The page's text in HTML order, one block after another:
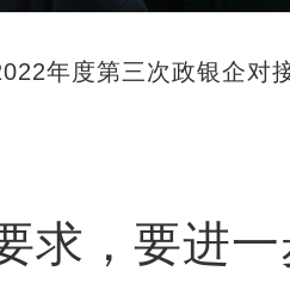
年度第三次政银企对
，要进一